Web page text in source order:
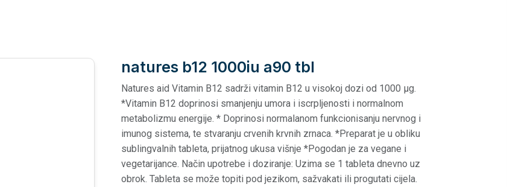
natures b12 1000iu a90 tbl
Natures aid Vitamin B12 sadrži vitamin B12 u visokoj dozi od 1000 μg.
*Vitamin B12 doprinosi smanjenju umora i iscrpljenosti i normalnom
metabolizmu energije. * Doprinosi normalanom funkcionisanju nervnog i
imunog sistema, te stvaranju crvenih krvnih zrnaca. *Preparat je u obliku
sublingvalnih tableta, prijatnog ukusa višnje *Pogodan je za vegane i
vegetarijance. Način upotrebe i doziranje: Uzima se 1 tableta dnevno uz
obrok. Tableta se može topiti pod jezikom, sažvakati ili progutati cijela.